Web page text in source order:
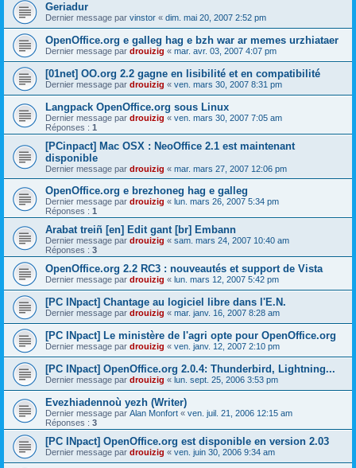
Geriadur
Dernier message par vinstor « dim. mai 20, 2007 2:52 pm
OpenOffice.org e galleg hag e bzh war ar memes urzhiataer
Dernier message par drouizig « mar. avr. 03, 2007 4:07 pm
[01net] OO.org 2.2 gagne en lisibilité et en compatibilité
Dernier message par drouizig « ven. mars 30, 2007 8:31 pm
Langpack OpenOffice.org sous Linux
Dernier message par drouizig « ven. mars 30, 2007 7:05 am
Réponses : 1
[PCinpact] Mac OSX : NeoOffice 2.1 est maintenant
disponible
Dernier message par drouizig « mar. mars 27, 2007 12:06 pm
OpenOffice.org e brezhoneg hag e galleg
Dernier message par drouizig « lun. mars 26, 2007 5:34 pm
Réponses : 1
Arabat treiñ [en] Edit gant [br] Embann
Dernier message par drouizig « sam. mars 24, 2007 10:40 am
Réponses : 3
OpenOffice.org 2.2 RC3 : nouveautés et support de Vista
Dernier message par drouizig « lun. mars 12, 2007 5:42 pm
[PC INpact] Chantage au logiciel libre dans l'E.N.
Dernier message par drouizig « mar. janv. 16, 2007 8:28 am
[PC INpact] Le ministère de l'agri opte pour OpenOffice.org
Dernier message par drouizig « ven. janv. 12, 2007 2:10 pm
[PC INpact] OpenOffice.org 2.0.4: Thunderbird, Lightning...
Dernier message par drouizig « lun. sept. 25, 2006 3:53 pm
Evezhiadennoù yezh (Writer)
Dernier message par Alan Monfort « ven. juil. 21, 2006 12:15 am
Réponses : 3
[PC INpact] OpenOffice.org est disponible en version 2.03
Dernier message par drouizig « ven. juin 30, 2006 9:34 am